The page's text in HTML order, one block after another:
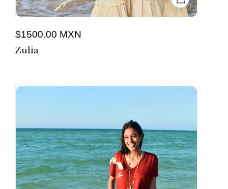
$1500.00 MXN
Zulia